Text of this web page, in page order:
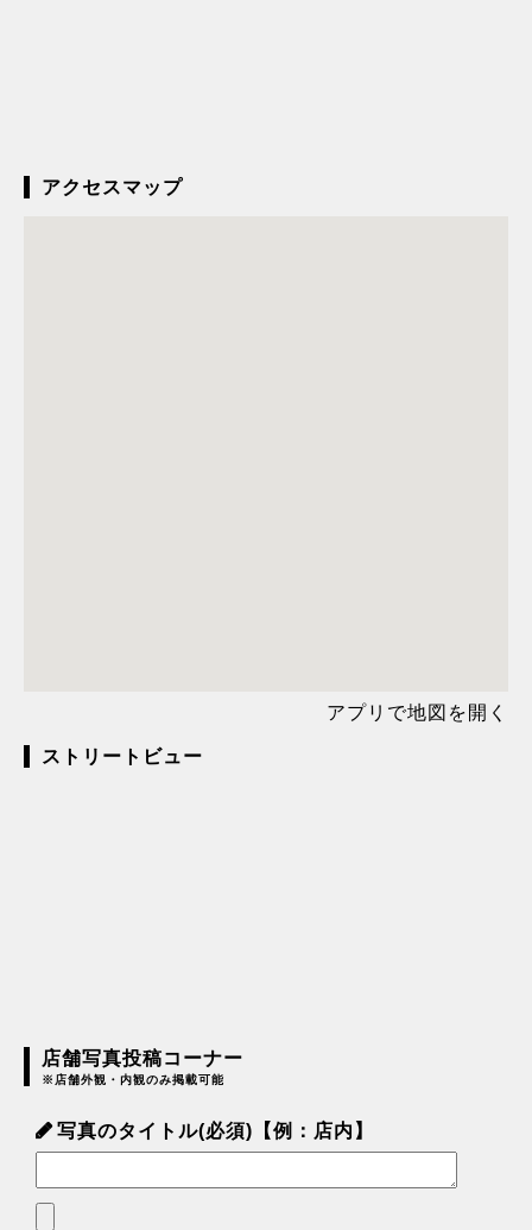
アクセスマップ
アプリで地図を開く
ストリートビュー
店舗写真投稿コーナー
※店舗外観・内観のみ掲載可能
写真のタイトル(必須)【例：店内】